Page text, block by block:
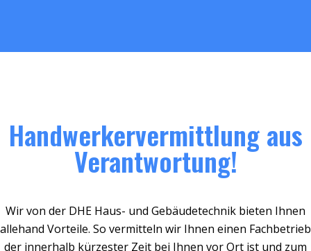
Handwerkervermittlung aus
Verantwortung!
Wir von der DHE Haus- und Gebäudetechnik bieten Ihnen
allehand Vorteile. So vermitteln wir Ihnen einen Fachbetrieb
der innerhalb kürzester Zeit bei Ihnen vor Ort ist und zum